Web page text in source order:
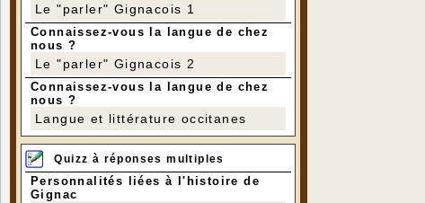
Le "parler" Gignacois 1
Connaissez-vous la langue de chez
nous ?
Le "parler" Gignacois 2
Connaissez-vous la langue de chez
nous ?
Langue et littérature occitanes
Quizz à réponses multiples
Personnalités liées à l'histoire de
Gignac